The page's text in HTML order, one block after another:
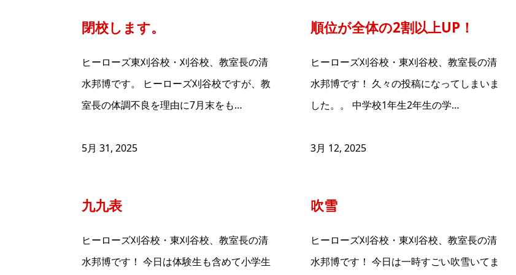
閉校します。
ヒーローズ東刈谷校・刈谷校、教室長の清
水邦博です。 ヒーローズ刈谷校ですが、教
室長の体調不良を理由に7月末をも…
5月 31, 2025
順位が全体の2割以上UP！
ヒーローズ刈谷校・東刈谷校、教室長の清
水邦博です！ 久々の投稿になってしまいま
した。。 中学校1年生2年生の学…
3月 12, 2025
九九表
ヒーローズ刈谷校・東刈谷校、教室長の清
水邦博です！ 今日は体験生も含めて小学生
吹雪
ヒーローズ刈谷校・東刈谷校、教室長の清
水邦博です！ 今日は一時すごい吹雪いてま